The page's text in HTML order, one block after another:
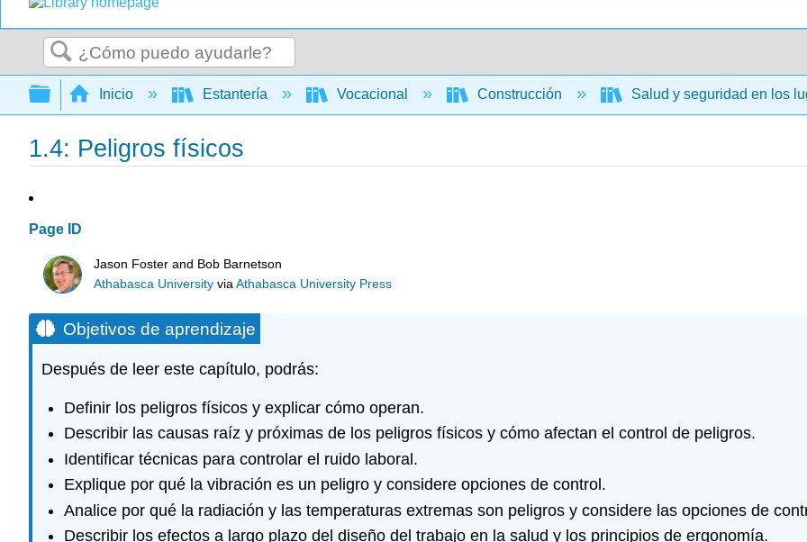
Buscar
Expandir/contraer jerarquía global
Inicio Estantería Vocacional Construcción Salud y seguridad en los
1.4: Peligros físicos
Page ID
Jason Foster and Bob Barnetson
Athabasca University viaAthabasca University Press
Objetivos de aprendizaje
Después de leer este capítulo, podrás:
Definir los peligros físicos y explicar cómo operan.
Describir las causas raíz y próximas de los peligros físicos y cómo afectan el control de peligros.
Identificar técnicas para controlar el ruido laboral.
Explique por qué la vibración es un peligro y considere opciones de control.
Analice por qué la radiación y las temperaturas extremas son peligros y considere las opciones de
Describir los efectos a largo plazo del diseño del trabajo en la salud y los principios de ergonomía.